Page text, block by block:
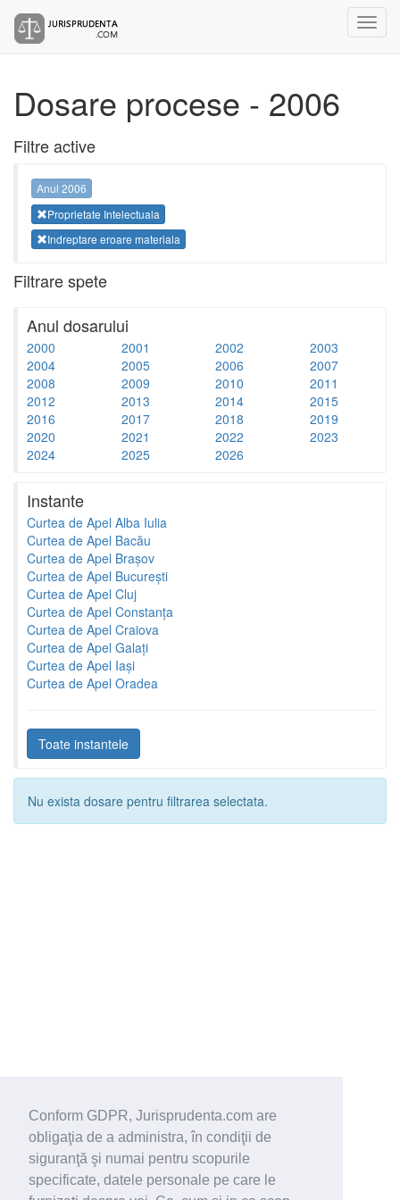
Conform GDPR, Jurisprudenta.com are
obligaţia de a administra, în condiţii de
siguranţă şi numai pentru scopurile
specificate, datele personale pe care le
Dosare procese - 2006
Filtre active
Anul 2006
Proprietate Intelectuala
Indreptare eroare materiala
Filtrare spete
Anul dosarului
2000 2001 2002
2003
2004
2005 2006
2007
2008
2009 2010
2011
2012
2013 2014
2015
2016
2017 2018
2019
2020
2021 2022
2023
2024
2025 2026
Instante
Curtea de Apel Alba Iulia
Curtea de Apel Bacău
Curtea de Apel Brașov
Curtea de Apel București
Curtea de Apel Cluj
Curtea de Apel Constanța
Curtea de Apel Craiova
Curtea de Apel Galați
Curtea de Apel Iași
Curtea de Apel Oradea
Toate instantele
Nu exista dosare pentru filtrarea selectata.